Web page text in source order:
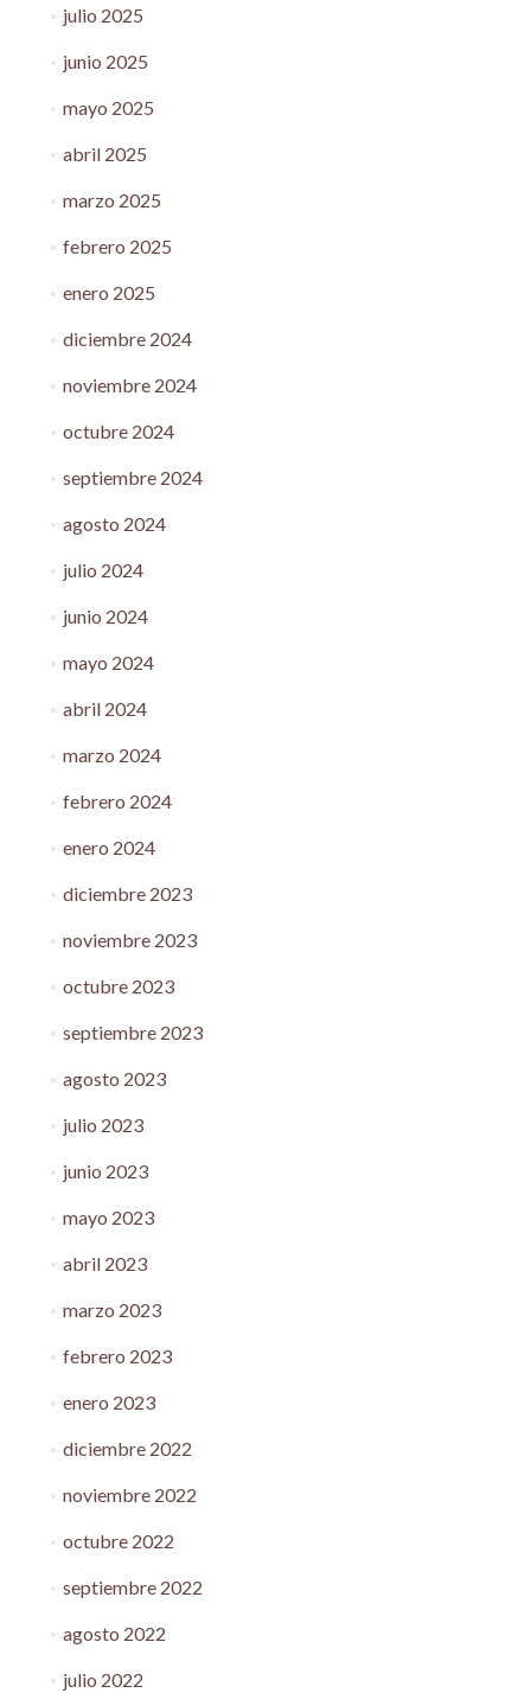
julio 2025
junio 2025
mayo 2025
abril 2025
marzo 2025
febrero 2025
enero 2025
diciembre 2024
noviembre 2024
octubre 2024
septiembre 2024
agosto 2024
julio 2024
junio 2024
mayo 2024
abril 2024
marzo 2024
febrero 2024
enero 2024
diciembre 2023
noviembre 2023
octubre 2023
septiembre 2023
agosto 2023
julio 2023
junio 2023
mayo 2023
abril 2023
marzo 2023
febrero 2023
enero 2023
diciembre 2022
noviembre 2022
octubre 2022
septiembre 2022
agosto 2022
julio 2022